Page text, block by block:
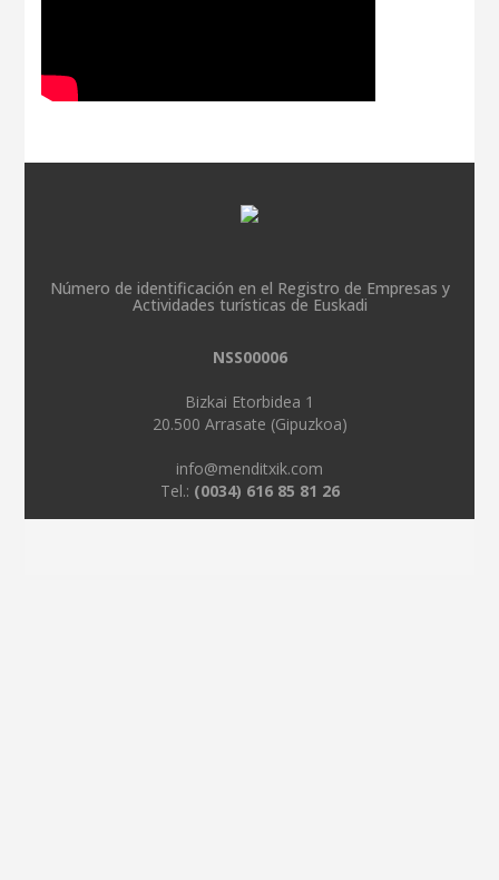
Número de identificación en el Registro de Empresas y
Actividades turísticas de Euskadi
NSS00006
Bizkai Etorbidea 1
20.500 Arrasate (Gipuzkoa)
info@menditxik.com
Tel.: (0034) 616 85 81 26